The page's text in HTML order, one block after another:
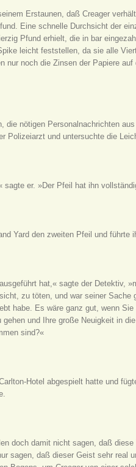
Erstaunen, daß Creager
Eine schnelle Durchsicht der
Pfund erhielt, die in bar
leicht feststellen, da sie alle
nur noch die Zinsen der Papiere
die nötigen Personalnachrichten
Polizeiarzt und untersuchte die
er. »Der Pfeil hat ihn
Yard den zweiten Pfeil und führte
hat,« sagte der Detektiv,
zu töten, und war seiner
habe. Es wäre ganz gut, wenn
und Ihre große Neuigkeit in
sind?«
Hotel abgespielt hatte und
doch damit nicht sagen, daß
sagen, daß dieser Geist sehr real